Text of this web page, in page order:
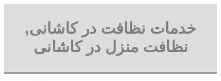
خدمات نظافت در کاشانی,
نظافت منزل در کاشانی